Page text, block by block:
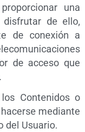
una
disfrutar de ello,
de conexión a
de acceso que
Contenidos o
mediante
del Usuario.